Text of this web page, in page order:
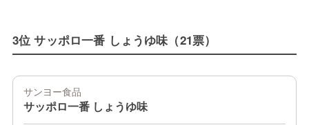
3位 サッポロ一番 しょうゆ味（21票）
サンヨー食品
サッポロ一番 しょうゆ味